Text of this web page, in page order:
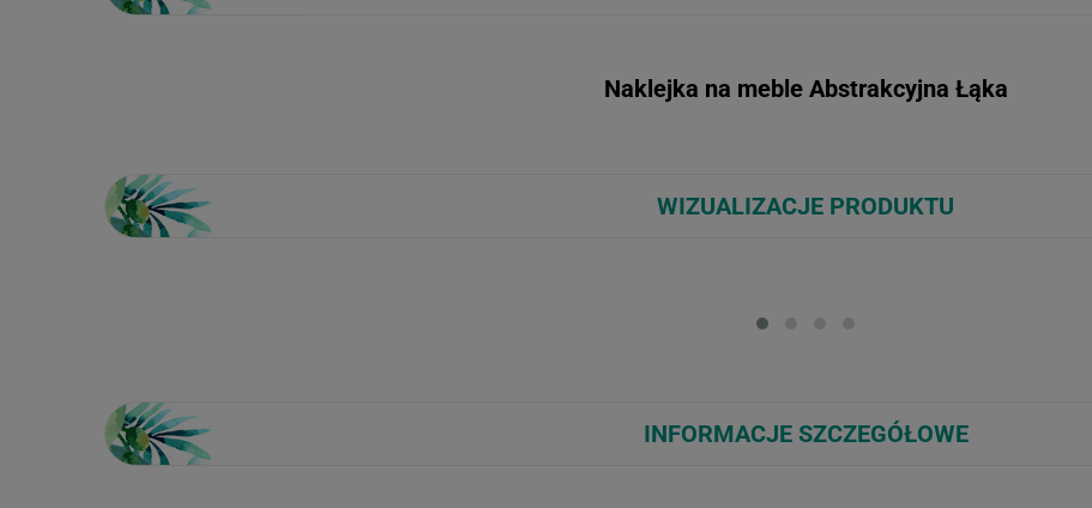
Naklejka na meble Abstrakcyjna Łąka
WIZUALIZACJE PRODUKTU
INFORMACJE SZCZEGÓŁOWE